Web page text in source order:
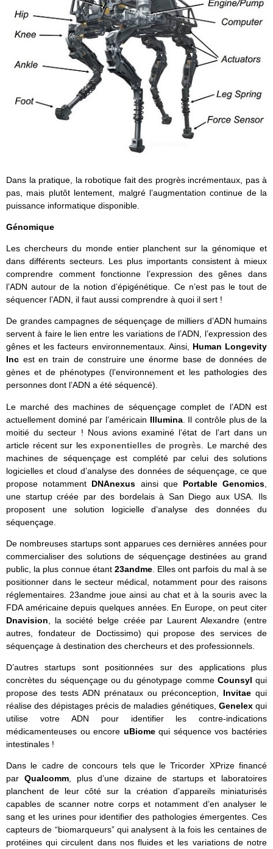
Dans la pratique, la robotique fait des progrès incrémentaux, pas à
pas, mais plutôt lentement, malgré l’augmentation continue de la
puissance informatique disponible.
Génomique
Les chercheurs du monde entier planchent sur la génomique et
dans différents secteurs. Les plus importants consistent à mieux
comprendre comment fonctionne l’expression des gênes dans
l’ADN autour de la notion d’épigénétique. Ce n’est pas le tout de
séquencer l’ADN, il faut aussi comprendre à quoi il sert !
De grandes campagnes de séquençage de milliers d’ADN humains
servent à faire le lien entre les variations de l’ADN, l’expression des
gênes et les facteurs environnementaux. Ainsi, Human Longevity
Inc est en train de construire une énorme base de données de
gènes et de phénotypes (l’environnement et les pathologies des
personnes dont l’ADN a été séquencé).
Le marché des machines de séquençage complet de l’ADN est
actuellement dominé par l’américain Illumina. Il contrôle plus de la
moitié du secteur ! Nous avions examiné l’état de l’art dans un
article récent sur lesexponentielles de progrès . Le marché des
machines de séquençage est complété par celui des solutions
logicielles et cloud d’analyse des données de séquençage, ce que
propose notamment DNAnexus ainsi que Portable Genomics
une startup créée par des bordelais à San Diego aux USA. Ils
proposent une solution logicielle d’analyse des données du
séquençage.
De nombreuses startups sont apparues ces dernières années pour
commercialiser des solutions de séquençage destinées au grand
public, la plus connue étant 23andme. Elles ont parfois du mal à se
positionner dans le secteur médical, notamment pour des raisons
réglementaires. 23andme joue ainsi au chat et à la souris avec la
FDA américaine depuis quelques années. En Europe, on peut citer
Dnavision , la société belge créée par Laurent Alexandre (entre
autres, fondateur de Doctissimo) qui propose des services de
séquençage à destination des chercheurs et des professionnels.
D’autres startups sont positionnées sur des applications plus
concrètes du séquençage ou du génotypage comme Counsyl qui
propose des tests ADN prénataux ou préconception, Invitae qui
réalise des dépistages précis de maladies génétiques, Genelexqui
utilise votre ADN pour identifier les contre-indications
médicamenteuses ou encore uBiomequi séquence vos bactéries
intestinales !
Dans le cadre de concours tels que le Tricorder XPrize financé
par Qualcomm, plus d’une dizaine de startups et laboratoires
planchent de leur côté sur la création d’appareils miniaturisés
capables de scanner notre corps et notamment d’en analyser le
sang et les urines pour identifier des pathologies émergentes. Ces
capteurs de “biomarqueurs” qui analysent à la fois les centaines de
protéines qui circulent dans nos fluides et les variations de notre